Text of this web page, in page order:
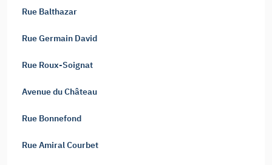
Rue Balthazar
Rue Germain David
Rue Roux-Soignat
Avenue du Château
Rue Bonnefond
Rue Amiral Courbet